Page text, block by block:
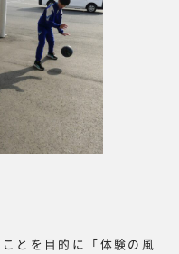
とを目的に「体験の風